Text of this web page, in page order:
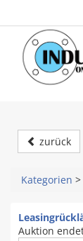
zurück
Kategorien >
Auktion